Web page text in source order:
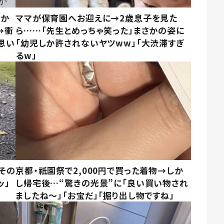
衝
い
ママが保育園へお迎えに→2歳息子を見た
ら……「先生とめっちゃ笑った」まさかの姿に
「幼児しか許されないヤツww」「大渋滞すぎ
るw」
の京都・祇園祭で2,000円で買った着物→しか
し帰宅後…“驚きの光景”に「良い買い物され
ましたね～」「お宝だ」「掘り出し物ですね」